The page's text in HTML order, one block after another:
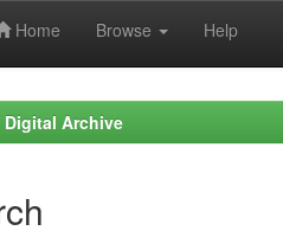
Home Browse Help
Digital Archive